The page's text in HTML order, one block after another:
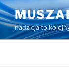
Przejdź
do
treścinadzieja to